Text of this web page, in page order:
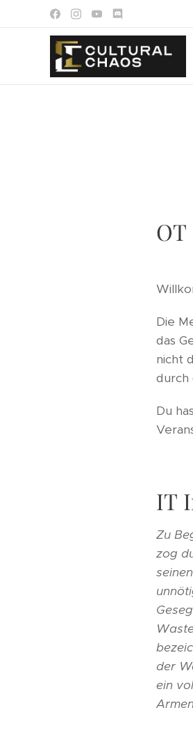
Die
das
nicht
durch
Du
IT
Zu
zog
der
ein